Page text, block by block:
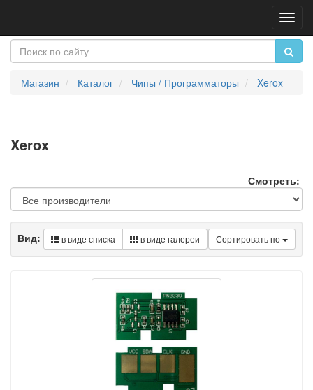
Магазин Каталог Чипы / Программаторы Xerox
Xerox
Смотреть:
Сортировать по
Вид: в виде списка в виде галереи